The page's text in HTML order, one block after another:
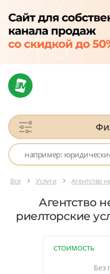
Все Услуги Агентство
Агентство
риелторские
СТОИМОСТЬ
Без